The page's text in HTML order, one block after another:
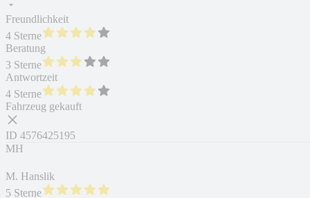
Freundlichkeit
4 Sterne
Beratung
3 Sterne
Antwortzeit
4 Sterne
Fahrzeug gekauft
ID 4576425195
MH
M. Hanslik
5 Sterne